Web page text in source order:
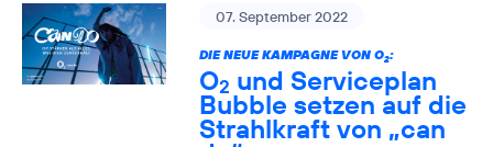
07. September 2022
DIE NEUE KAMPAGNE VON O2:
O2 und Serviceplan
Bubble setzen auf die
Strahlkraft von „can